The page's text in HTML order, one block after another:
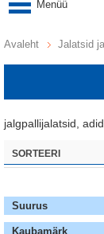
Avaleht Jalatsid
jalgpallijalatsid,
SORTEERI
Suurus
Kaubamärk